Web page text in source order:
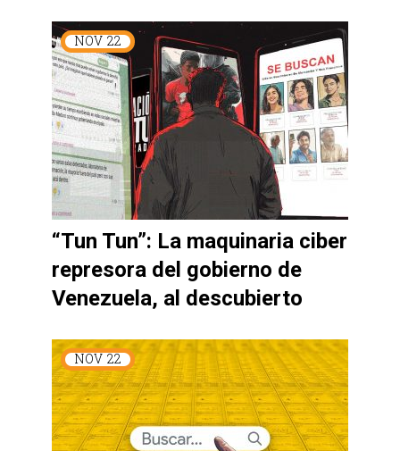
NOV 22
“Tun Tun”: La maquinaria ciber
represora del gobierno de
Venezuela, al descubierto
NOV 22